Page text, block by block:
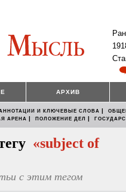
АРХИВ
И КЛЮЧЕВЫЕ СЛОВА |
АРЕНА | ПОЛОЖЕНИЕ ДЕЛ |
«subject of
с этим тегом